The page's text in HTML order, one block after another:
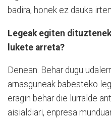
badira, honek ez dauka
Legeak egiten
lukete arreta?
Denean. Behar dugu
arnasguneak babesteko
eragin behar die lurralde
aisialdiari, enpresa